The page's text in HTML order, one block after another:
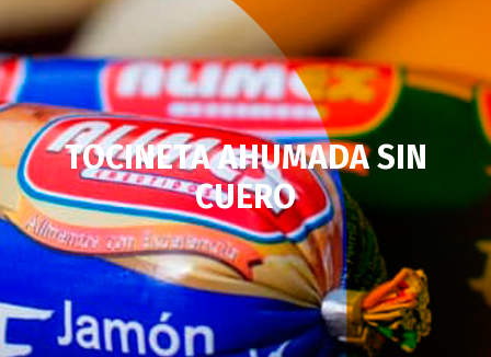
TOCINETA AHUMADA SIN
CUERO